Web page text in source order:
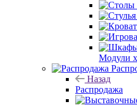
Модули
Назад
Распродажа